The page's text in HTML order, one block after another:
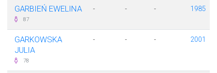
GARBIEŃ EWELINA
87
- - - 1985
GARKOWSKA
JULIA
78
- - - 2001